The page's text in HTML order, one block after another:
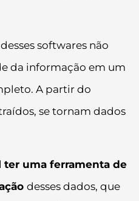
softwares não
da informação em um
A partir do
se tornam dados
ter uma ferramenta de
desses dados, que